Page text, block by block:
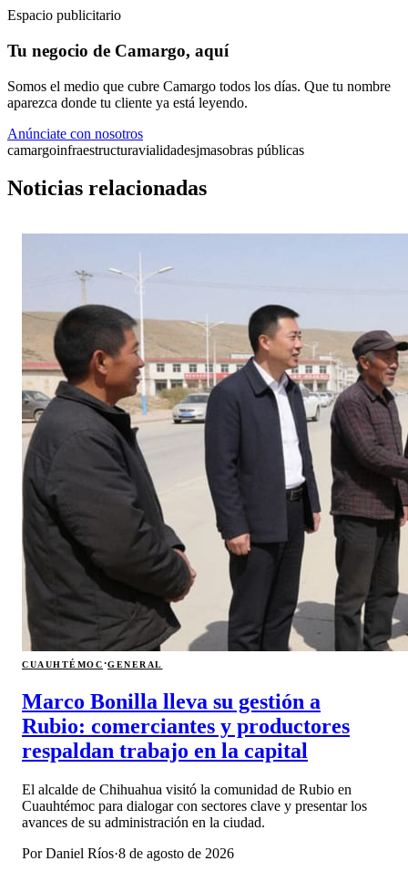
Espacio publicitario
Tu negocio de Camargo, aquí
Somos el medio que cubre Camargo todos los días. Que tu nombre
aparezca donde tu cliente ya está leyendo.
Anúnciate con nosotros
camargoinfraestructuravialidadesjmasobras públicas
Noticias relacionadas
CUAUHTÉMOC·GENERAL
Marco Bonilla lleva su gestión a
Rubio: comerciantes y productores
respaldan trabajo en la capital
El alcalde de Chihuahua visitó la comunidad de Rubio en
Cuauhtémoc para dialogar con sectores clave y presentar los
avances de su administración en la ciudad.
PorDaniel Ríos·8 de agosto de 2026